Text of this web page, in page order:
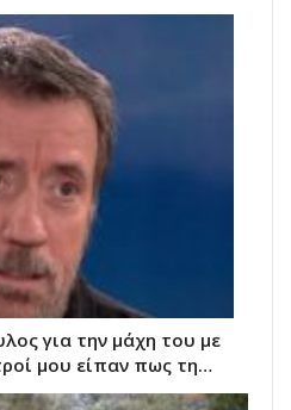
για την μάχη του με
μου είπαν πως τη…